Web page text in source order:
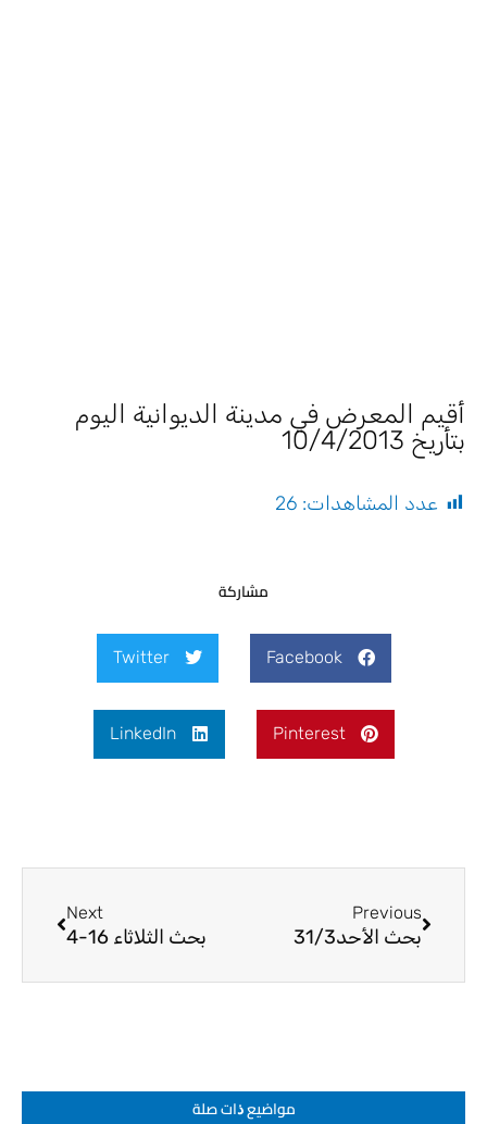
أقيم المعرض في مدينة الديوانية اليوم
بتأريخ 10/4/2013
عدد المشاهدات: 26
مشاركة
Facebook
Twitter
Pinterest
LinkedIn
Previous
بحث الأحد31/3
Next
بحث الثلاثاء 16-4
مواضيع ﺫات صلة